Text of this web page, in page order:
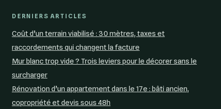
DERNIERS ARTICLES
Coût d’un terrain viabilisé : 30 mètres, taxes et
raccordements qui changent la facture
Mur blanc trop vide ? Trois leviers pour le décorer sans le
surcharger
Rénovation d’un appartement dans le 17e : bâti ancien,
copropriété et devis sous 48h